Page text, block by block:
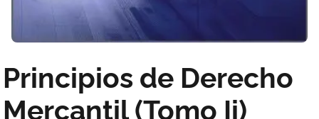
Principios de Derecho
Mercantil (Tomo Ii)